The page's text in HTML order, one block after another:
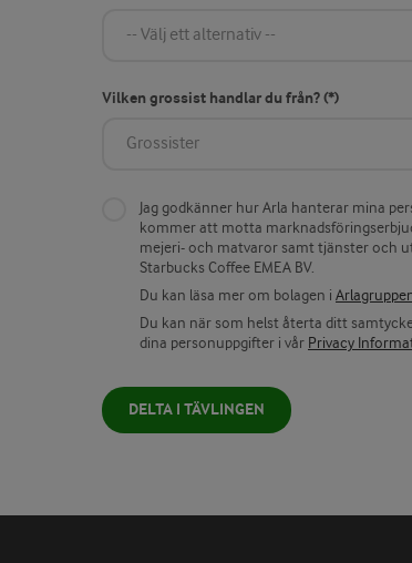
Vilken grossist handlar du från?
Jag godkänner hur Arla hanterar mina
kommer att motta
mejeri- och matvaror samt tjänster och
Starbucks Coffee EMEA BV.
Du kan läsa mer om bolagen i
Du kan när som helst återta ditt
dina personuppgifter i vår Privacy
DELTA I TÄVLINGEN